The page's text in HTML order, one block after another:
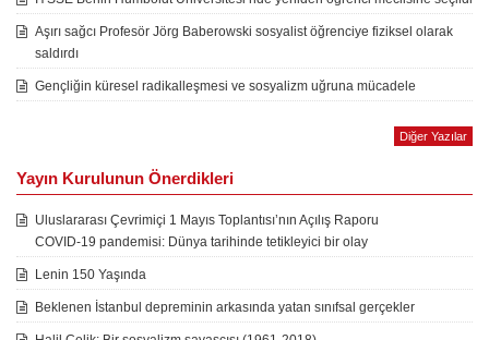
Aşırı sağcı Profesör Jörg Baberowski sosyalist öğrenciye fiziksel olarak
saldırdı
Gençliğin küresel radikalleşmesi ve sosyalizm uğruna mücadele
Diğer Yazılar
Yayın Kurulunun Önerdikleri
Uluslararası Çevrimiçi 1 Mayıs Toplantısı’nın Açılış Raporu
COVID-19 pandemisi: Dünya tarihinde tetikleyici bir olay
Lenin 150 Yaşında
Beklenen İstanbul depreminin arkasında yatan sınıfsal gerçekler